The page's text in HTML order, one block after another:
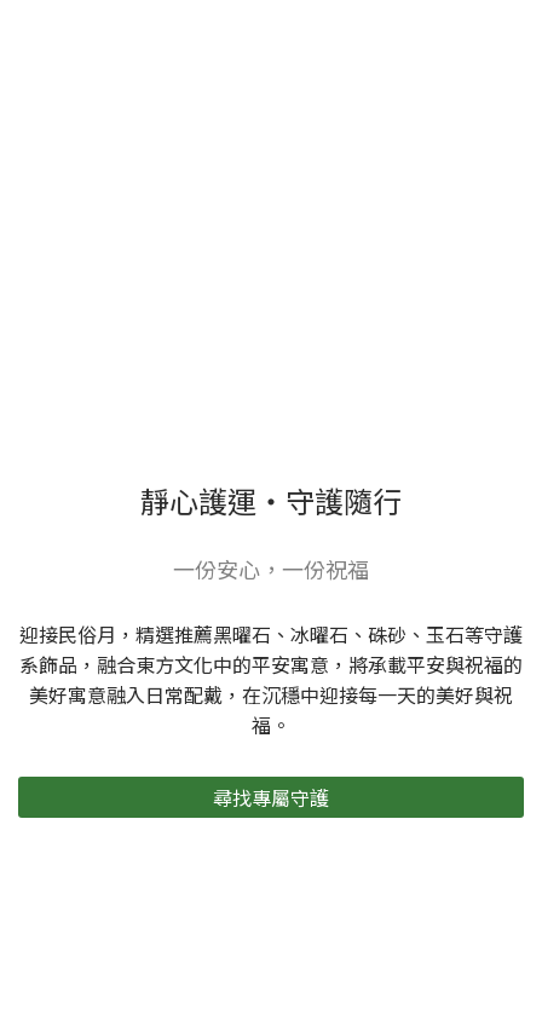
靜心護運・守護隨行
一份安心，一份祝福
迎接民俗月，精選推薦黑曜石、冰曜石、硃砂、玉石等守護
系飾品，融合東方文化中的平安寓意，將承載平安與祝福的
美好寓意融入日常配戴，在沉穩中迎接每一天的美好與祝
福。
尋找專屬守護